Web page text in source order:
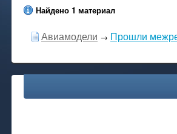
Найдено 1 материал
Авиамодели → Прошли